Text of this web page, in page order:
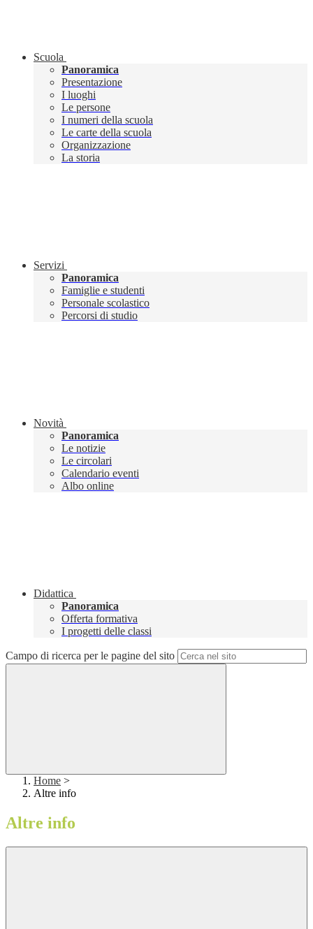
Scuola
Panoramica
Presentazione
I luoghi
Le persone
I numeri della scuola
Le carte della scuola
Organizzazione
La storia
Servizi
Panoramica
Famiglie e studenti
Personale scolastico
Percorsi di studio
Novità
Panoramica
Le notizie
Le circolari
Calendario eventi
Albo online
Didattica
Panoramica
Offerta formativa
I progetti delle classi
Campo di ricerca per le pagine del sito
Home >
Altre info
Altre info